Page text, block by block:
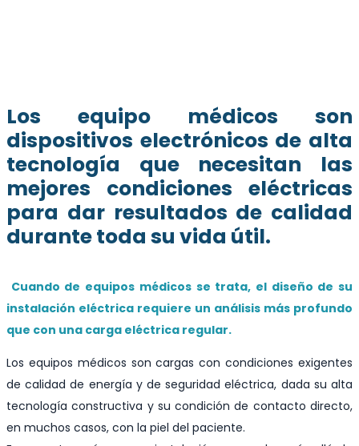
Los equipo médicos son
dispositivos electrónicos de alta
tecnología que necesitan las
mejores condiciones eléctricas
para dar resultados de calidad
durante toda su vida útil.
Cuando de equipos médicos se trata, el diseño de su
instalación eléctrica requiere un análisis más profundo
que con una carga eléctrica regular.
Los equipos médicos son cargas con condiciones exigentes
de calidad de energía y de seguridad eléctrica, dada su alta
tecnología constructiva y su condición de contacto directo,
en muchos casos, con la piel del paciente.